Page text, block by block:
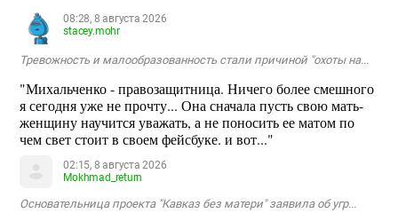
08:28, 8 августа 2026
stacey.mohr
Тревожность и малообразованность стали причиной "охоты на...
"Михальченко - правозащитница. Ничего более смешного
я сегодня уже не прочту... Она сначала пусть свою мать-
женщину научится уважать, а не поносить ее матом по
чем свет стоит в своем фейсбуке. и вот..."
02:15, 8 августа 2026
Mokhmad_return
Основательница проекта "Кавказ без матери" заявила об угр...